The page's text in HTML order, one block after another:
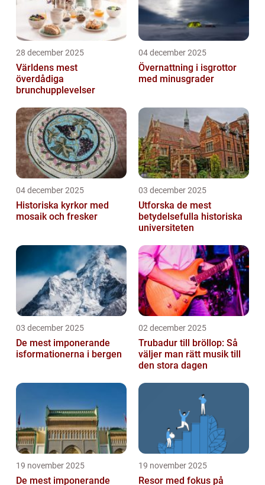
28 december 2025
Världens mest
överdådiga
brunchupplevelser
04 december 2025
Övernattning i isgrottor
med minusgrader
04 december 2025
Historiska kyrkor med
mosaik och fresker
03 december 2025
Utforska de mest
betydelsefulla historiska
universiteten
03 december 2025
De mest imponerande
isformationerna i bergen
02 december 2025
Trubadur till bröllop: Så
väljer man rätt musik till
den stora dagen
19 november 2025
De mest imponerande
19 november 2025
Resor med fokus på